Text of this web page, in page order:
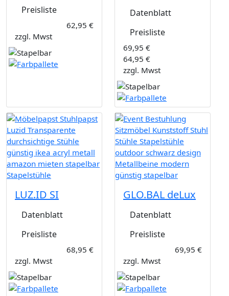
Preisliste
62,95 €
zzgl. Mwst
Datenblatt
Preisliste
69,95 €
64,95 €
zzgl. Mwst
LUZ.ID SI
Datenblatt
Preisliste
68,95 €
zzgl. Mwst
GLO.BAL deLux
Datenblatt
Preisliste
69,95 €
zzgl. Mwst